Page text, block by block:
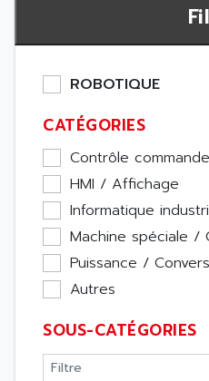
ROBOTIQUE
CATÉGORIES
Contrôle commande
HMI / Affichage
Informatique
Machine spéciale /
Puissance /
Autres
SOUS-CATÉGORIES